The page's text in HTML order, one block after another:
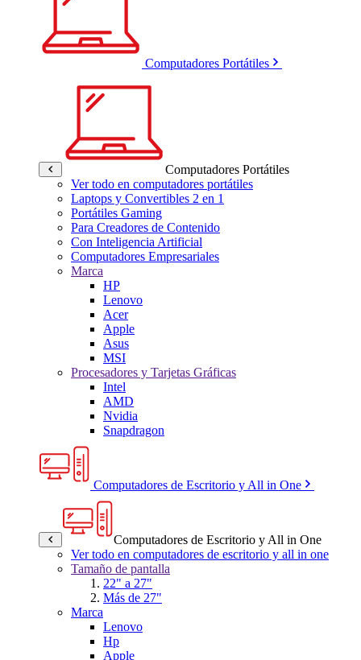
Computadores Portátiles
Computadores Portátiles
Ver todo en computadores portátiles
Laptops y Convertibles 2 en 1
Portátiles Gaming
Para Creadores de Contenido
Con Inteligencia Artificial
Computadores Empresariales
Marca
HP
Lenovo
Acer
Apple
Asus
MSI
Procesadores y Tarjetas Gráficas
Intel
AMD
Nvidia
Snapdragon
Computadores de Escritorio y All in One
Computadores de Escritorio y All in One
Ver todo en computadores de escritorio y all in one
Tamaño de pantalla
22" a 27"
Más de 27"
Marca
Lenovo
Hp
Apple